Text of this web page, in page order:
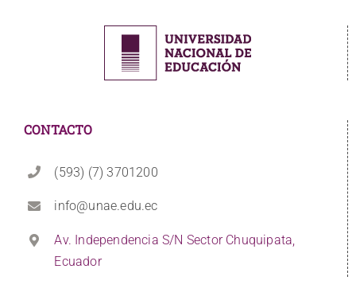
CONTACTO
(593) (7) 3701200
info@unae.edu.ec
Av. Independencia S/N Sector Chuquipata,
Ecuador